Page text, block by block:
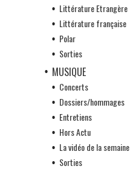
Littérature Etrangère
Littérature française
Polar
Sorties
MUSIQUE
Concerts
Dossiers/hommages
Entretiens
Hors Actu
La vidéo de la semaine
Sorties